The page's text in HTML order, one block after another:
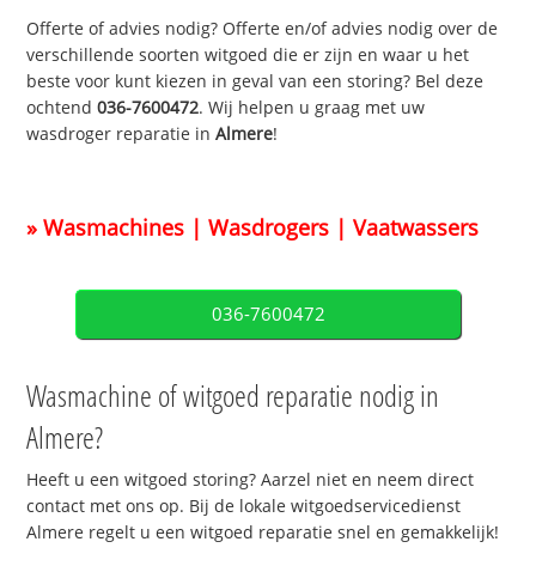
Offerte of advies nodig? Offerte en/of advies nodig over de
verschillende soorten witgoed die er zijn en waar u het
beste voor kunt kiezen in geval van een storing? Bel deze
ochtend036-7600472. Wij helpen u graag met uw
wasdroger reparatie inAlmere!
» Wasmachines | Wasdrogers | Vaatwassers
036-7600472
Wasmachine of witgoed reparatie nodig in
Almere?
Heeft u een witgoed storing? Aarzel niet en neem direct
contact met ons op. Bij de lokale witgoedservicedienst
Almere regelt u een witgoed reparatie snel en gemakkelijk!